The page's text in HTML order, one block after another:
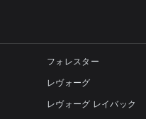
フォレスター
レヴォーグ
レヴォーグ レイバック